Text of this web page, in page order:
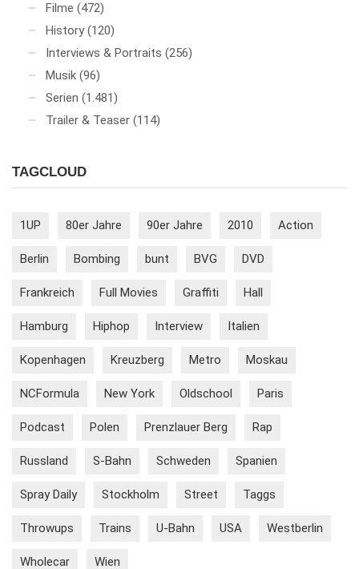
Filme (472)
History (120)
Interviews & Portraits (256)
Musik (96)
Serien (1.481)
Trailer & Teaser (114)
TAGCLOUD
1UP 80er Jahre 90er Jahre 2010 Action
Berlin Bombing bunt BVG DVD
Frankreich Full Movies Graffiti Hall
Hamburg Hiphop Interview Italien
Kopenhagen Kreuzberg Metro Moskau
NCFormula New York Oldschool Paris
Podcast Polen Prenzlauer Berg Rap
Russland S-Bahn Schweden Spanien
Spray Daily Stockholm Street Taggs
Throwups Trains U-Bahn USA Westberlin
Wholecar Wien